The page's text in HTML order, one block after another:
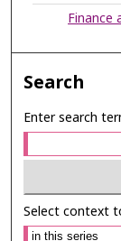
Finance
Search
Enter search
Select context